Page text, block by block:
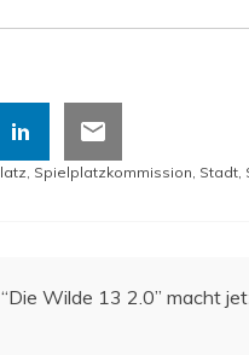
, Spielplatzkommission, Stadt,
“Die Wil­de 13 2.0” macht